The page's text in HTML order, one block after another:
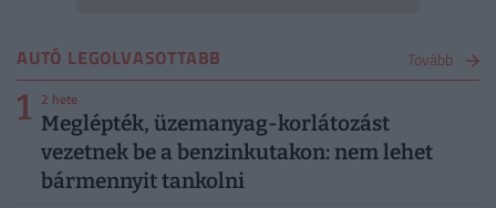
AUTÓ LEGOLVASOTTABB Tovább
1 2 hete
Meglépték, üzemanyag-korlátozást
vezetnek be a benzinkutakon: nem lehet
bármennyit tankolni